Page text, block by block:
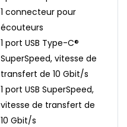
1 connecteur pour
écouteurs
1 port USB Type-C®
SuperSpeed, vitesse de
transfert de 10 Gbit/s
1 port USB SuperSpeed,
vitesse de transfert de
10 Gbit/s